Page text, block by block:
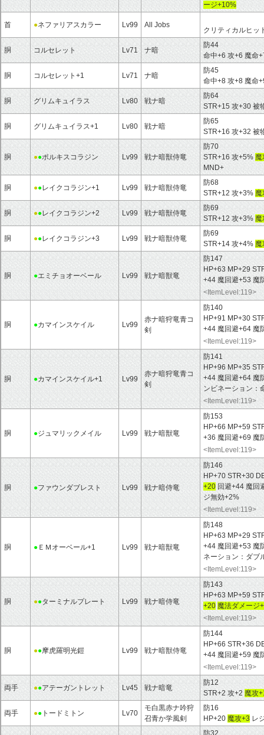
ージ+10%
首 ●ネファリアスカラー Lv99 All Jobs
クリティカルヒッ
胴 コルセレット Lv71 ナ暗
防44
命中+6 攻+6 魔命
胴 コルセレット+1 Lv71 ナ暗
防45
命中+8 攻+8 魔命
胴 グリムキュイラス Lv80 戦ナ暗
防64
STR+15 攻+30 被
胴 グリムキュイラス+1 Lv80 戦ナ暗
防65
STR+16 攻+32 被
胴 ●●ポルキスコラジン Lv99 戦ナ暗獣侍竜
防70
STR+16 攻+5% 魔
MND+
胴 ●●レイクコラジン+1 Lv99 戦ナ暗獣侍竜
防68
STR+12 攻+3% 魔
胴 ●●レイクコラジン+2 Lv99 戦ナ暗獣侍竜
防69
STR+12 攻+3% 魔
胴 ●●レイクコラジン+3 Lv99 戦ナ暗獣侍竜
防69
STR+14 攻+4% 魔
胴 ●エミチョオーベール Lv99 戦ナ暗獣竜
防147
HP+63 MP+29
+44 魔回避+53 魔
<ItemLevel:119>
胴 ●カマインスケイル Lv99
赤ナ暗狩竜青コ
剣
防140
HP+91 MP+30
+44 魔回避+64 魔
<ItemLevel:119>
胴 ●カマインスケイル+1 Lv99
赤ナ暗狩竜青コ
剣
防141
HP+96 MP+35
+44 魔回避+64 魔
ンビネーション：
<ItemLevel:119>
胴 ●ジュマリックメイル Lv99 戦ナ暗獣竜
防153
HP+66 MP+59
+36 魔回避+69 魔
<ItemLevel:119>
胴 ●ファウンダブレスト Lv99 戦ナ暗侍竜
防146
HP+70 STR+30
+20 回避+44 魔回
ジ無効+2%
<ItemLevel:119>
胴 ● ＥＭオーベール+1 Lv99 戦ナ暗獣竜
防148
HP+63 MP+29
+44 魔回避+53 魔
ネーション：ダブ
<ItemLevel:119>
胴 ●●ターミナルプレート Lv99 戦ナ暗侍竜
防143
HP+63 MP+59
+20 魔法ダメージ
<ItemLevel:119>
胴 ●●摩虎羅明光鎧 Lv99 戦ナ暗獣侍竜
防144
HP+66 STR+36
+44 魔回避+59 魔
<ItemLevel:119>
両手 ●●アテーガントレット Lv45 戦ナ暗竜
防12
STR+2 攻+2 魔攻
両手 ●● トードミトン Lv70
モ白黒赤ナ吟狩
召青か学風剣
防16
HP+20 魔攻+3 レ